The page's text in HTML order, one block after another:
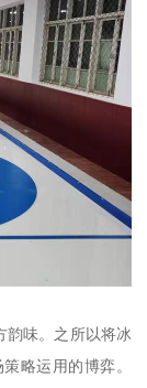
韵味。之所以将冰
略运用的博弈。